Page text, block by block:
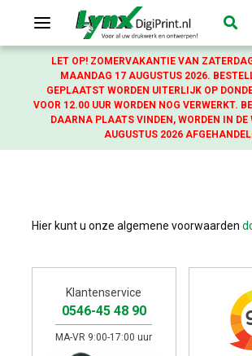
LET OP! ZOMERVAKANTIE VAN
MAANDAG 17 AUGUSTUS 2026.
GEPLAATST WORDEN UITERLIJK OP
VOOR 12.00 UUR WORDEN NOG VERWERKT.
DAARNA PLAATS VINDEN, WORDEN IN DE
AUGUSTUS 2026
Hier kunt u onze algemene voorwaarden
Klantenservice
0546-45 48 90
MA-VR 9:00-17:00 uur